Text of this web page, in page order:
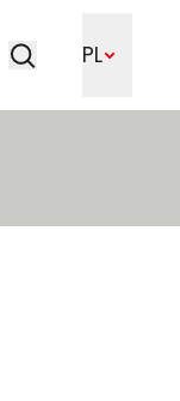
PL